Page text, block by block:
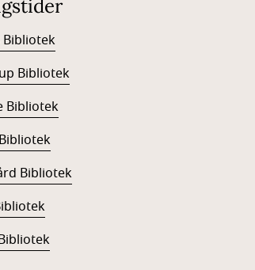
Bibliotek
Bibliotek
Bibliotek